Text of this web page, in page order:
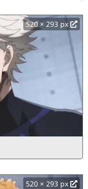
520 × 293 px
520 × 293 px